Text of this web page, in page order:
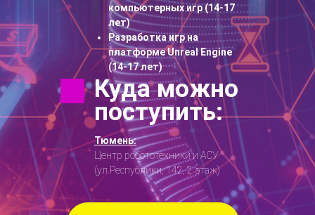
компьютерных игр (14-17
лет)
Разработка игр на
платформе Unreal Engine
(14-17 лет)
Тюмень:
Центр робототехники и АСУ
(ул.Республики, 142, 2 этаж)
Куда можно
поступить: